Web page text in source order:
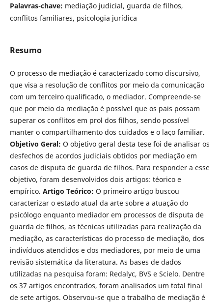
Palavras-chave: mediação judicial, guarda de filhos,
conflitos familiares, psicologia jurídica
Resumo
O processo de mediação é caracterizado como discursivo,
que visa a resolução de conflitos por meio da comunicação
com um terceiro qua­lificado, o mediador. Compreende-se
que por meio da mediação é possível que os pais possam
superar os conflitos em prol dos filhos, sendo possível
manter o compartilhamento dos cuidados e o laço familiar.
Objetivo Geral: O objetivo geral desta tese foi de analisar os
desfechos de acordos judiciais ob­tidos por mediação em
casos de disputa de guarda de filhos. Para responder a esse
objetivo, foram desenvolvidos dois artigos: téorico e
empírico. Artigo Teórico: O primeiro artigo buscou
caracterizar o estado atual da arte sobre a atuação do
psicólogo enquanto mediador em processos de disputa de
guarda de filhos, as técnicas utilizadas para realização da
mediação, as características do processo de mediação, dos
indivíduos atendidos e dos mediadores, por meio de uma
revisão sistemática da literatura. As bases de dados
utilizadas na pesquisa foram: Redalyc, BVS e Scielo. Dentre
os 37 artigos encontrados, foram analisados um total final
de sete artigos. Observou-se que o trabalho de mediação é